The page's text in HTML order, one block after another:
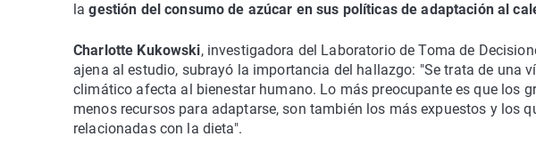
lagestión del consumo de azúcar en sus políticas de adaptación al
Charlotte Kukowski, investigadora del Laboratorio de Toma de
ajena al estudio, subrayó la importancia del hallazgo: "Se trata de una
climático afecta al bienestar humano. Lo más preocupante es que los
menos recursos para adaptarse, son también los más expuestos y los
relacionadas con la dieta".